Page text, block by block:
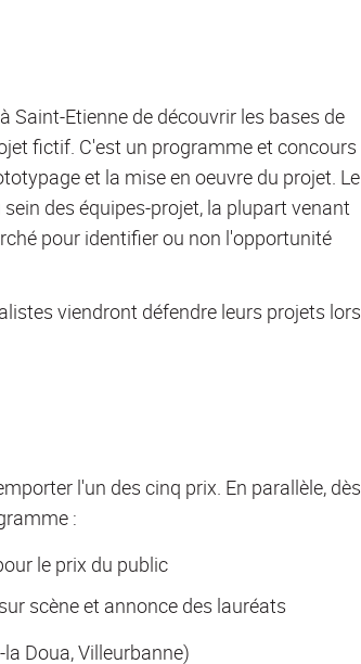
Etienne de découvrir les bases de
fictif. C'est un programme et concours
et la mise en oeuvre du projet. Le
des équipes-projet, la plupart venant
pour identifier ou non l'opportunité
viendront défendre leurs projets lors
l'un des cinq prix. En parallèle, dès
:
le prix du public
scène et annonce des lauréats
Doua, Villeurbanne)